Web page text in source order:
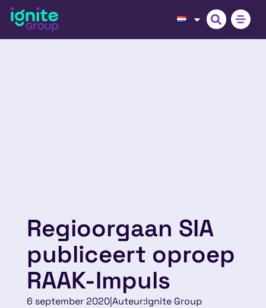
Regioorgaan SIA
publiceert oproep
RAAK-Impuls
6 september 2020|Auteur:Ignite Group